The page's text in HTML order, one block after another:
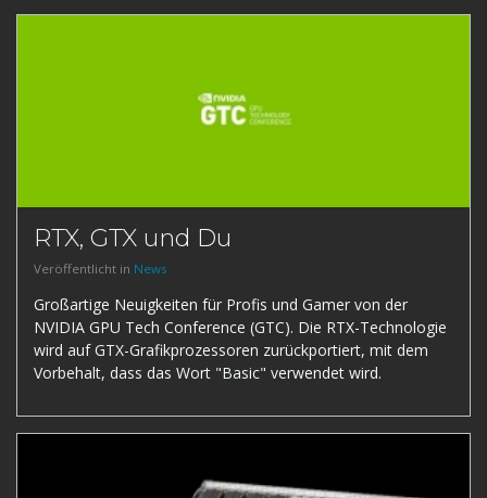
RTX, GTX und Du
Veröffentlicht in News
Großartige Neuigkeiten für Profis und Gamer von der
NVIDIA GPU Tech Conference (GTC). Die RTX-Technologie
wird auf GTX-Grafikprozessoren zurückportiert, mit dem
Vorbehalt, dass das Wort "Basic" verwendet wird.